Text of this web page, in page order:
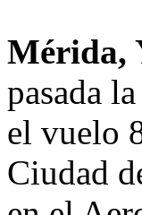
Mérida,
pasada
el vuelo
Ciudad